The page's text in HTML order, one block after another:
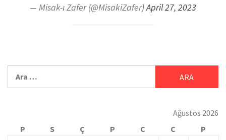
— Misak-ı Zafer (@MisakiZafer)April 27, 2023
Ağustos 2026
P
S Ç P C C
P